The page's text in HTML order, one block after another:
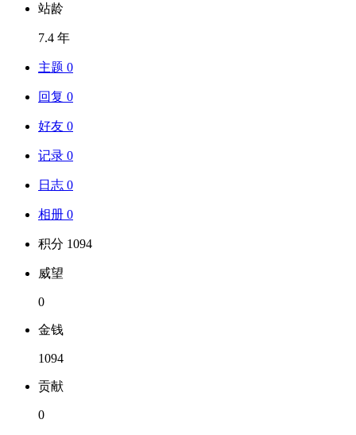
站龄
7.4 年
主题 0
回复 0
好友 0
记录 0
日志 0
相册 0
积分 1094
威望
0
金钱
1094
贡献
0